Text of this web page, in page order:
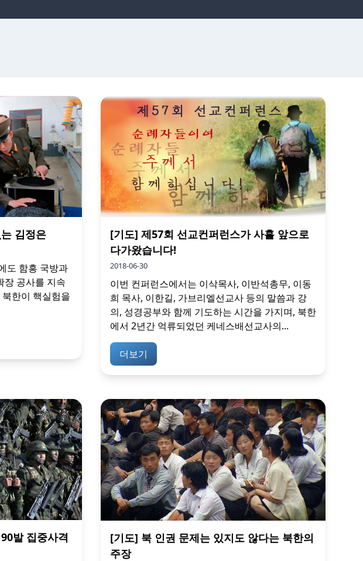
김정은
도 함흥 국방과
장 공사를 지속
한이 핵실험을
[기도] 제57회 선교컨퍼런스가 사흘 앞으로
다가왔습니다!
2018-06-30
이번 컨퍼런스에서는 이삭목사, 이반석총무, 이동
희 목사, 이한길, 가브리엘선교사 등의 말씀과 강
의, 성경공부와 함께 기도하는 시간을 가지며, 북한
에서 2년간 억류되었던 케네스배선교사의...
더보기
발 집중사격
[기도] 북 인권 문제는 있지도 않다는 북한의
주장